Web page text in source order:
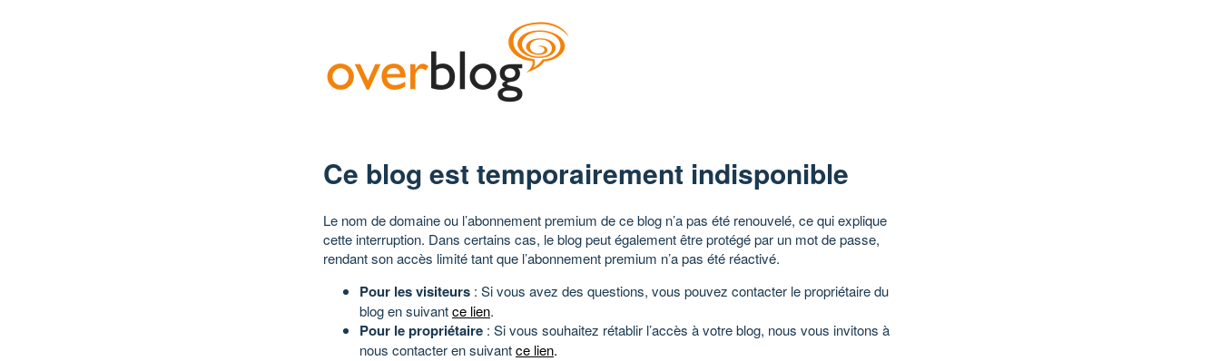
Ce blog est temporairement indisponible
Le nom de domaine ou l’abonnement premium de ce blog n’a pas été renouvelé, ce qui explique
cette interruption. Dans certains cas, le blog peut également être protégé par un mot de passe,
rendant son accès limité tant que l’abonnement premium n’a pas été réactivé.
Pour les visiteurs : Si vous avez des questions, vous pouvez contacter le propriétaire du
blog en suivantce lien.
Pour le propriétaire : Si vous souhaitez rétablir l’accès à votre blog, nous vous invitons à
nous contacter en suivantce lien.